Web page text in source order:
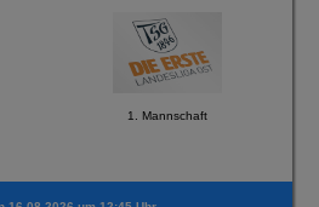
1. Mannschaft